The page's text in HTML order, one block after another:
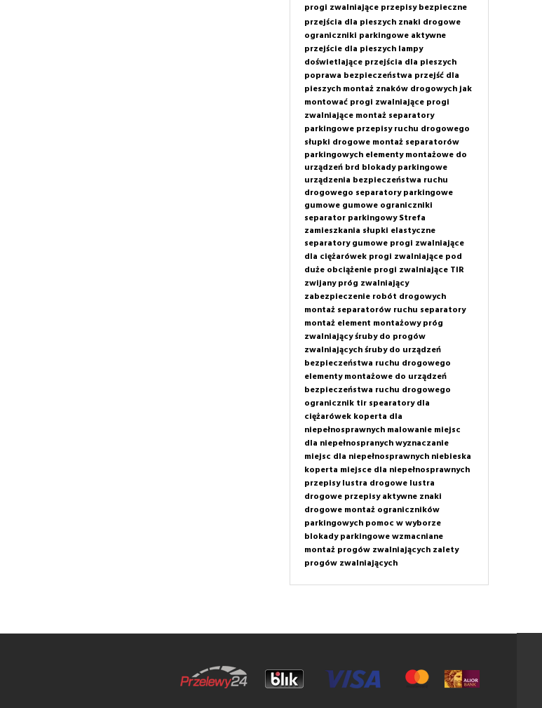
progi zwalniające przepisy bezpieczne
przejścia dla pieszych znaki drogowe
ograniczniki parkingowe aktywne
przejście dla pieszych lampy
doświetlające przejścia dla pieszych
poprawa bezpieczeństwa przejść dla
pieszych montaż znaków drogowychjak
montować progi zwalniające progi
zwalniające montaż separatory
parkingowe przepisy ruchu drogowego
słupki drogowe montaż separatorów
parkingowych elementy montażowe do
urządzeń brd blokady parkingowe
urządzenia bezpieczeństwa ruchu
drogowego separatory parkingowe
gumowe gumowe ograniczniki
separator parkingowy Strefa
zamieszkania słupki elastyczne
separatory gumowe progi zwalniające
dla ciężarówek progi zwalniające pod
duże obciążenie progi zwalniające TIR
zwijany próg zwalniający
zabezpieczenie robót drogowych
montaż separatorów ruchu separatory
montaż element montażowy próg
zwalniającyśruby do progów
zwalniającychśruby do urządzeń
bezpieczeństwa ruchu drogowego
elementy montażowe do urządzeń
bezpieczeństwa ruchu drogowego
ogranicznik tir spearatory dla
ciężarówek koperta dla
niepełnosprawnych malowanie miejsc
dla niepełnospranychwyznaczanie
miejsc dla niepełnosprawnych niebieska
koperta miejsce dla niepełnosprawnych
przepisy lustra drogowe lustra
drogowe przepisy aktywne znaki
drogowe montaż ograniczników
parkingowych pomoc w wyborze
blokady parkingowe wzmacniane
montaż progów zwalniających zalety
progów zwalniających